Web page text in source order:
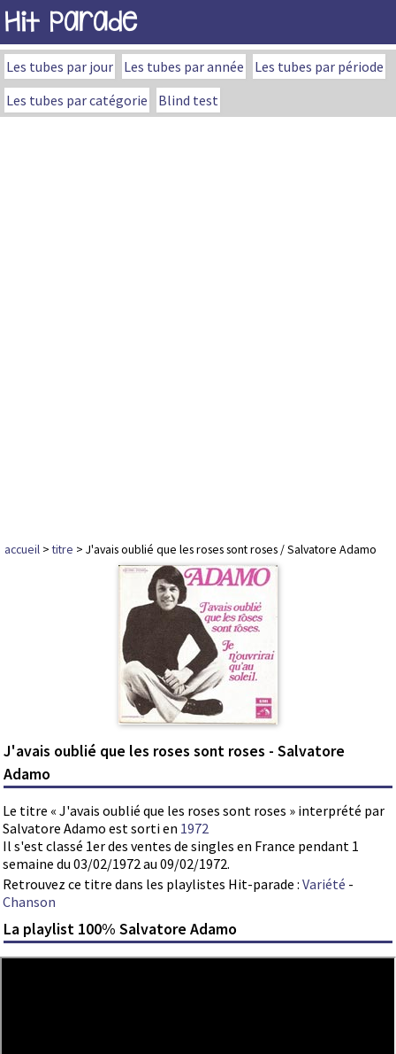
Hit Parade
Les tubes par jour Les tubes par année
Les tubes par période
Les tubes par catégorie
Blind test
accueil >titre > J'avais oublié que les roses sont roses / Salvatore Adamo
J'avais oublié que les roses sont roses - Salvatore
Adamo
Le titre « J'avais oublié que les roses sont roses » interprété par
Salvatore Adamo est sorti en 1972
Il s'est classé 1er des ventes de singles en France pendant 1
semaine du 03/02/1972 au 09/02/1972.
Retrouvez ce titre dans les playlistes Hit-parade : Variété -
Chanson
La playlist 100% Salvatore Adamo